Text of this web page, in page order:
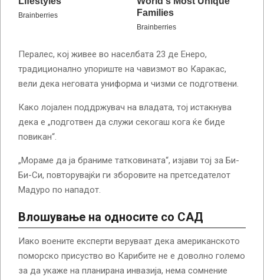
Пералес, кој живее во населбата 23 де Енеро,
традиционално упориште на чавизмот во Каракас,
вели дека неговата униформа и чизми се подготвени.
Како лојален поддржувач на владата, тој истакнува
дека е „подготвен да служи секогаш кога ќе биде
повикан“.
„Мораме да ја браниме татковината“, изјави тој за Би-
Би-Си, повторувајќи ги зборовите на претседателот
Мадуро по нападот.
Влошување на односите со САД
Иако воените експерти веруваат дека американското
поморско присуство во Карибите не е доволно големо
за да укаже на планирана инвазија, нема сомнение